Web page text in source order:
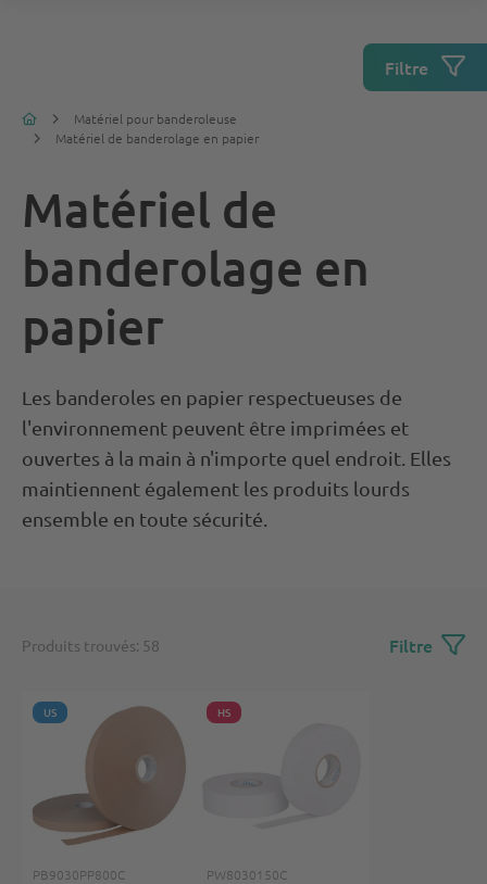
Matériel pour banderoleuse
Matériel de banderolage en papier
Matériel de
banderolage en
papier
Les banderoles en papier respectueuses de
l'environnement peuvent être imprimées et
ouvertes à la main à n'importe quel endroit. Elles
maintiennent également les produits lourds
ensemble en toute sécurité.
Filtre
Produits trouvés: 58 Filtre
US
PB9030PP800C
HS
PW8030150C